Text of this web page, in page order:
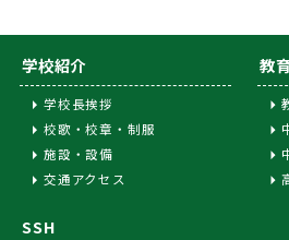
学校紹介
学校長挨拶
校歌・校章・制服
施設・設備
交通アクセス
教
SSH